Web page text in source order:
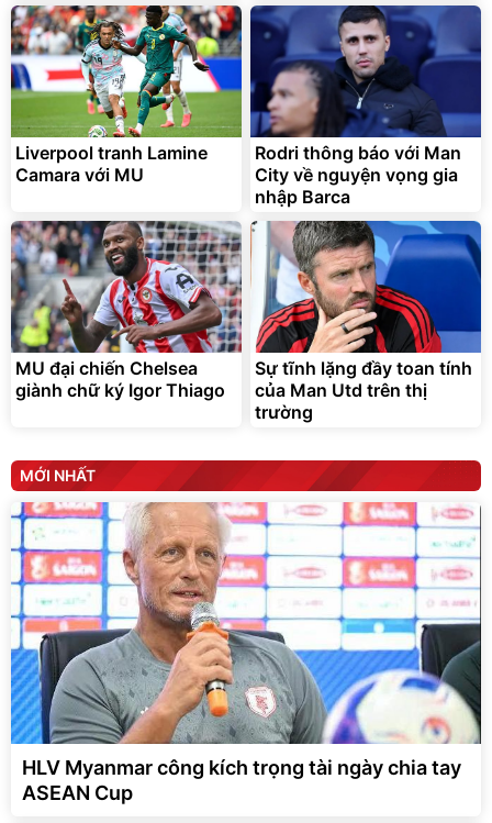
Lót ghế ôtô, nâng lưng
chống nóng giúp thoải mái
trong di chuyển
295.000
Đã bán nhiều
Liverpool tranh Lamine
Camara với MU
Rodri thông báo với Man
City về nguyện vọng gia
nhập Barca
MU đại chiến Chelsea
giành chữ ký Igor Thiago
Sự tĩnh lặng đầy toan tính
của Man Utd trên thị
trường
MỚI NHẤT
HLV Myanmar công kích trọng tài ngày chia tay
ASEAN Cup